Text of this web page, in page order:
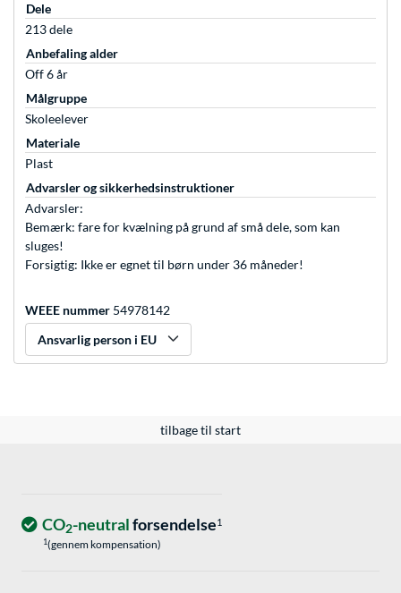
Dele
213 dele
Anbefaling alder
Off 6 år
Målgruppe
Skoleelever
Materiale
Plast
Advarsler og sikkerhedsinstruktioner
Advarsler:
Bemærk: fare for kvælning på grund af små dele, som kan
sluges!
Forsigtig: Ikke er egnet til børn under 36 måneder!
WEEE nummer 54978142
Ansvarlig person i EU
tilbage til start
CO2-neutralforsendelse1
1(gennem kompensation)